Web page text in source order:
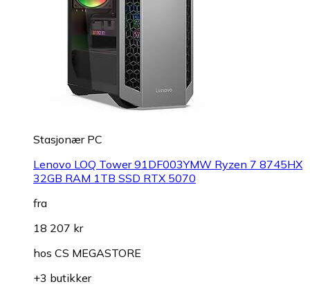
Stasjonær PC
Lenovo LOQ Tower 91DF003YMW Ryzen 7 8745HX
32GB RAM 1TB SSD RTX 5070
fra
18 207 kr
hos CS MEGASTORE
+3 butikker